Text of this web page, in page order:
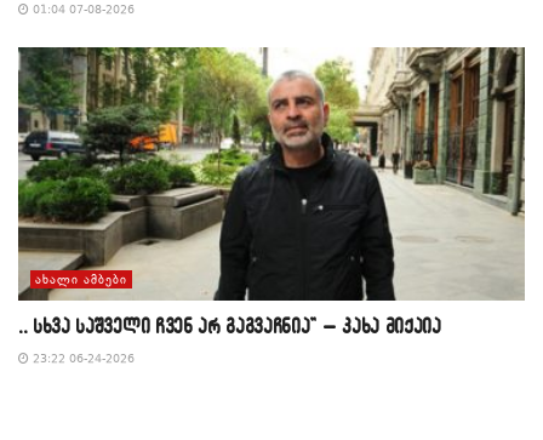
01:04 07-08-2026
ᲐᲮᲐᲚᲘ ᲐᲛᲑᲔᲑᲘ
,, სხვა საშველი ჩვენ არ გაგვაჩნია” – კახა მიქაია
23:22 06-24-2026